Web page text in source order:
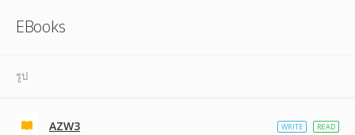
EBooks
รูป
AZW3 WRITE READ